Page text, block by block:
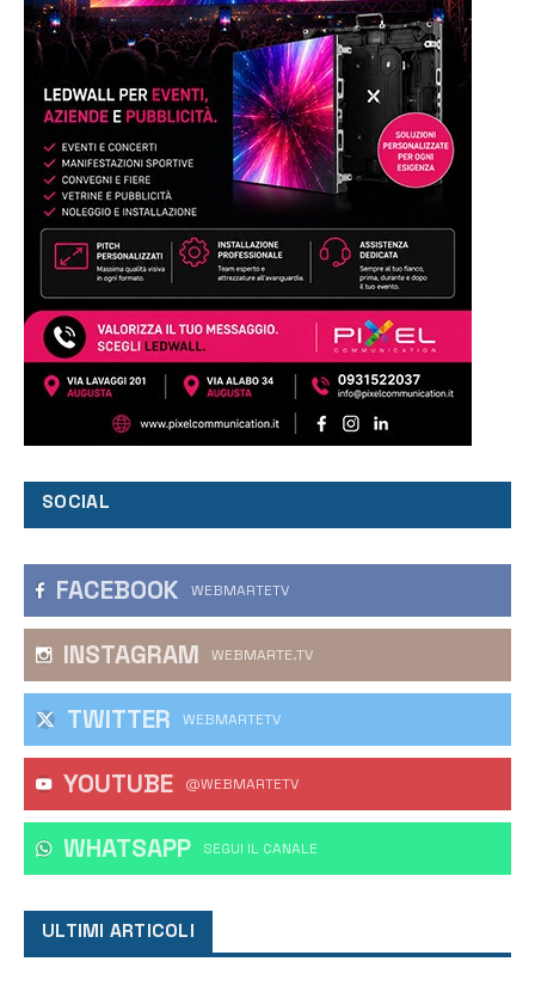
SOCIAL
FACEBOOK WEBMARTETV
INSTAGRAM WEBMARTE.TV
TWITTER WEBMARTETV
YOUTUBE @WEBMARTETV
WHATSAPP ‎SEGUI IL CANALE
ULTIMI ARTICOLI